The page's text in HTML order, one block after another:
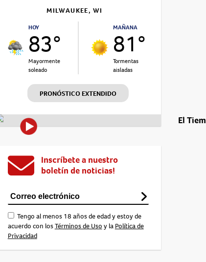
MILWAUKEE, WI
HOY
83°
Mayormente
soleado
MAÑANA
81°
Tormentas
aisladas
PRONÓSTICO EXTENDIDO
El
Inscríbete a nuestro
boletín de noticias!
Tengo al menos 18 años de edad y estoy de
acuerdo con losTérminos de Uso y la Política de
Privacidad